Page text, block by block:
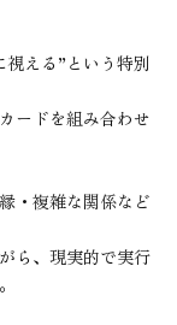
える”という特別
ードを組み合わせ
・複雑な関係など
ら、現実的で実行